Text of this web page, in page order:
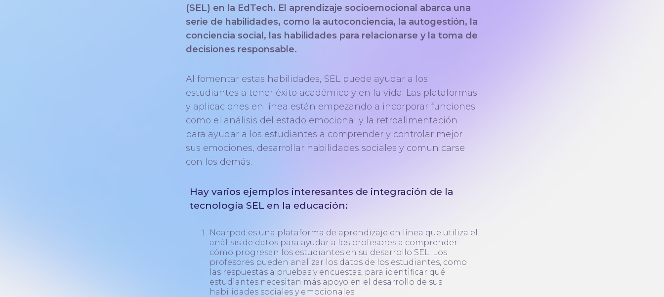
(SEL) en la EdTech. El aprendizaje socioemocional abarca una
serie de habilidades, como la autoconciencia, la autogestión, la
conciencia social, las habilidades para relacionarse y la toma de
decisiones responsable.
Al fomentar estas habilidades, SEL puede ayudar a los
estudiantes a tener éxito académico y en la vida. Las plataformas
y aplicaciones en línea están empezando a incorporar funciones
como el análisis del estado emocional y la retroalimentación
para ayudar a los estudiantes a comprender y controlar mejor
sus emociones, desarrollar habilidades sociales y comunicarse
con los demás.
Hay varios ejemplos interesantes de integración de la
tecnología SEL en la educación:
Nearpod es una plataforma de aprendizaje en línea que utiliza el
análisis de datos para ayudar a los profesores a comprender
cómo progresan los estudiantes en su desarrollo SEL. Los
profesores pueden analizar los datos de los estudiantes, como
las respuestas a pruebas y encuestas, para identificar qué
estudiantes necesitan más apoyo en el desarrollo de sus
habilidades sociales y emocionales.